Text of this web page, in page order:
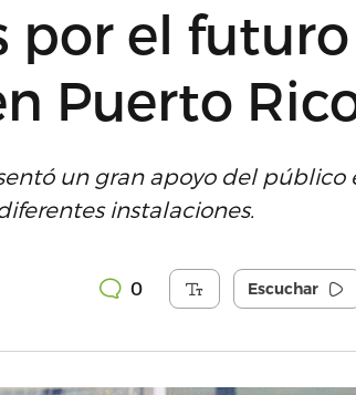
por el
Puerto
un gran apoyo del público
instalaciones.
0 Escuchar